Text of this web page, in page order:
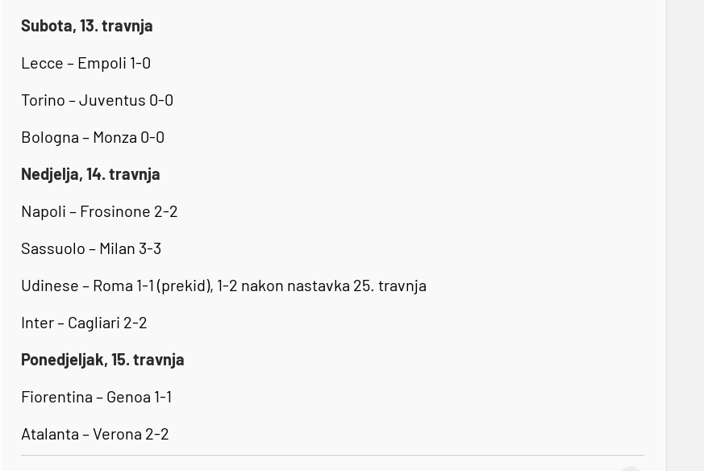
Subota, 13. travnja
Lecce – Empoli 1-0
Torino – Juventus 0-0
Bologna – Monza 0-0
Nedjelja, 14. travnja
Napoli – Frosinone 2-2
Sassuolo – Milan 3-3
Udinese – Roma 1-1 (prekid), 1-2 nakon nastavka 25. travnja
Inter – Cagliari 2-2
Ponedjeljak, 15. travnja
Fiorentina – Genoa 1-1
Atalanta – Verona 2-2